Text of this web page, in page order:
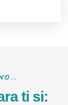
ti si: